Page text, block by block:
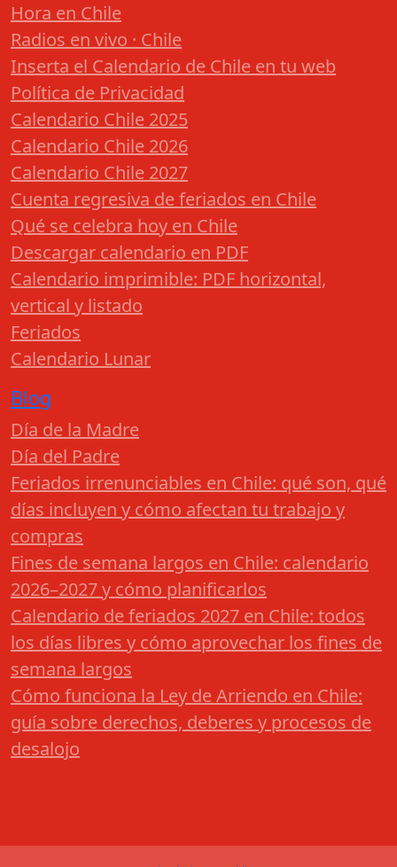
Hora en Chile
Radios en vivo · Chile
Inserta el Calendario de Chile en tu web
Política de Privacidad
Calendario Chile 2025
Calendario Chile 2026
Calendario Chile 2027
Cuenta regresiva de feriados en Chile
Qué se celebra hoy en Chile
Descargar calendario en PDF
Calendario imprimible: PDF horizontal,
vertical y listado
Feriados
Calendario Lunar
Blog
Día de la Madre
Día del Padre
Feriados irrenunciables en Chile: qué son, qué
días incluyen y cómo afectan tu trabajo y
compras
Fines de semana largos en Chile: calendario
2026–2027 y cómo planificarlos
Calendario de feriados 2027 en Chile: todos
los días libres y cómo aprovechar los fines de
semana largos
Cómo funciona la Ley de Arriendo en Chile:
guía sobre derechos, deberes y procesos de
desalojo